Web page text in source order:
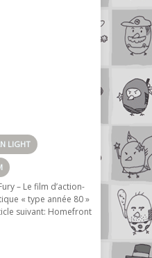
LIGHT
– Le film d’action-
« type année 80 »
suivant: Homefront